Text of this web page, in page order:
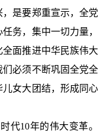
是要郑重宣示，全党
务，集中一切力量，
面推进中华民族伟大
必须不断巩固全党全
女大团结，形成同心
10年的伟大变革。